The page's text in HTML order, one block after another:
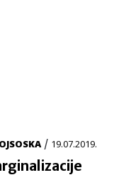
/ 19.07.2019.